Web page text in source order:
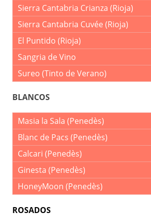
Sierra Cantabria Crianza (Rioja)
Sierra Cantabria Cuvée (Rioja)
El Puntido (Rioja)
Sangria de Vino
Sureo (Tinto de Verano)
BLANCOS
Masia la Sala (Penedès)
Blanc de Pacs (Penedès)
Calcari (Penedès)
Ginesta (Penedès)
HoneyMoon (Penedès)
ROSADOS